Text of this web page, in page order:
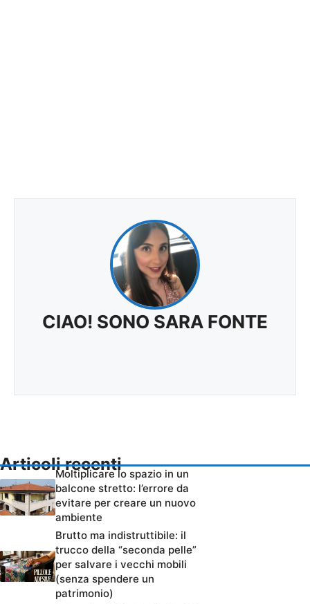
CIAO! SONO SARA FONTE
Articoli recenti
Moltiplicare lo spazio in un
balcone stretto: l’errore da
evitare per creare un nuovo
ambiente
Brutto ma indistruttibile: il
trucco della “seconda pelle”
per salvare i vecchi mobili
(senza spendere un
patrimonio)